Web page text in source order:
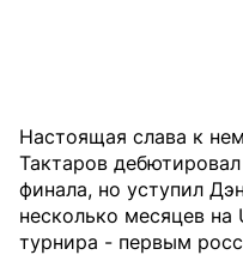
Настоящая слава к
Тактаров
финала, но уступил
несколько месяцев
турнира - первым